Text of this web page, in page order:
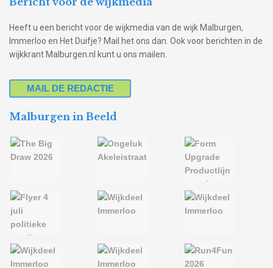
Heeft u een bericht voor de wijkmedia van de wijk Malburgen,
Immerloo en Het Duifje? Mail het ons dan. Ook voor berichten in de
wijkkrant Malburgen.nl kunt u ons mailen.
MAIL DE REDACTIE
Malburgen in Beeld